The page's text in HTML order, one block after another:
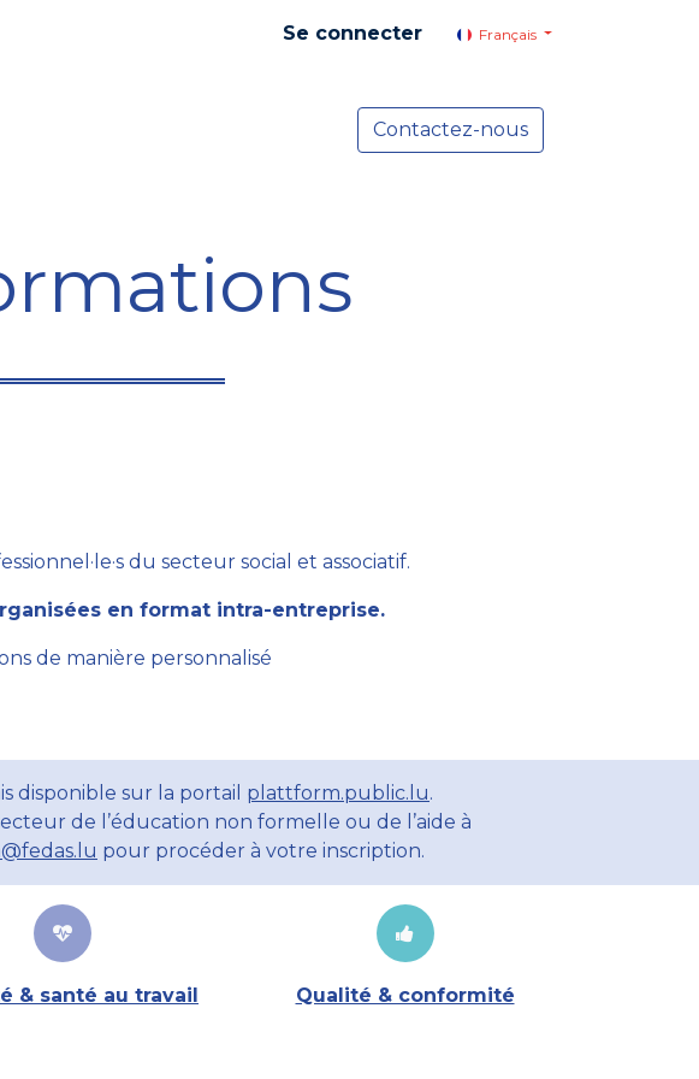
Se connecter Français
Actualités
Contactez-nous
du secteur social et associatif.
en format intra-entreprise.
de manière personnalisé
disponible sur la portail plattform.public.lu.
de l’éducation non formelle ou de l’aide à
pour procéder à votre inscription.
& santé au travail Qualité & conformité